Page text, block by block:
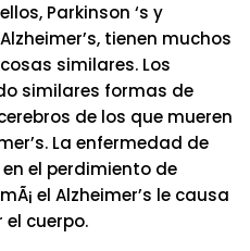
ellos, Parkinson ‘s y
Alzheimer’s, tienen muchos
cosas similares. Los
similares formas de
de los que mueren
La enfermedad de
en el perdimiento de
el Alzheimer’s le causa
cuerpo.